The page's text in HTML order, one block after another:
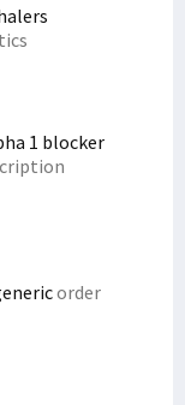
1 blocker
order